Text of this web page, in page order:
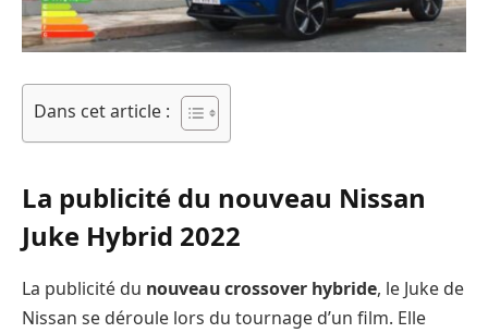
Dans cet article :
La publicité du nouveau Nissan
Juke Hybrid 2022
La publicité du nouveau crossover hybride, le Juke de
Nissan se déroule lors du tournage d’un film. Elle